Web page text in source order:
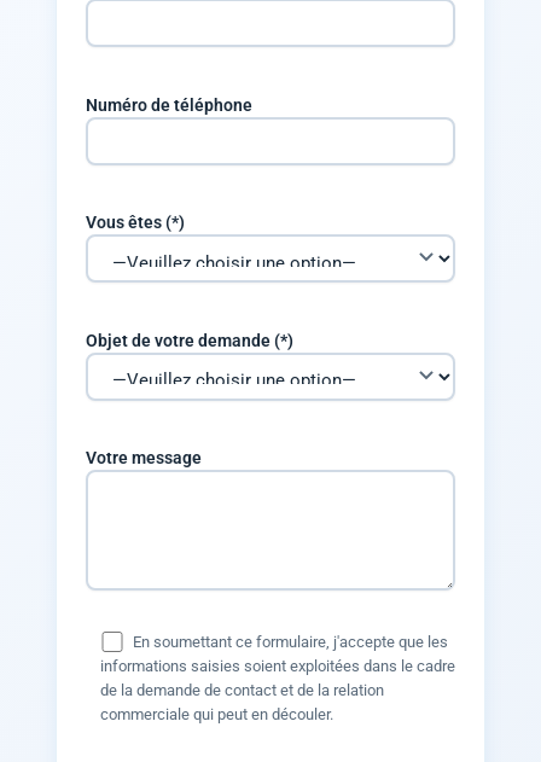
Numéro de téléphone
Vous êtes (*)
Objet de votre demande (*)
Votre message
En soumettant ce formulaire, j'accepte que les
informations saisies soient exploitées dans le cadre
de la demande de contact et de la relation
commerciale qui peut en découler.